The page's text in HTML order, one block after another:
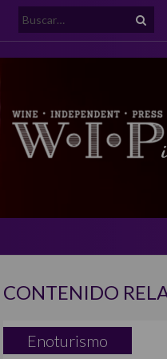
Buscar:
CONTENIDO
Enoturismo